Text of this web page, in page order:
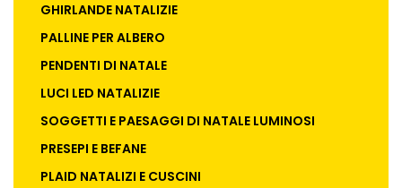
GHIRLANDE NATALIZIE
PALLINE PER ALBERO
PENDENTI DI NATALE
LUCI LED NATALIZIE
SOGGETTI E PAESAGGI DI NATALE LUMINOSI
PRESEPI E BEFANE
PLAID NATALIZI E CUSCINI